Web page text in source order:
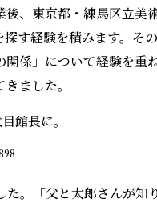
、東京都・練馬区立美
す経験を積みます。そ
係」について経験を重
ました。
館長に。
。「父と太郎さんが知